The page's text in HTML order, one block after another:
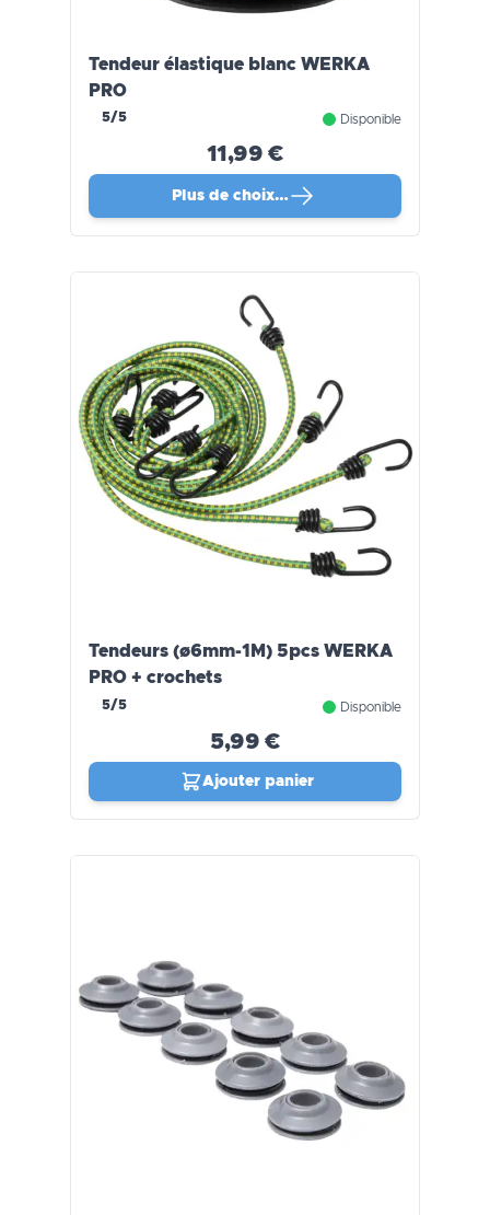
Tendeur élastique blanc WERKA
PRO
5/5 Disponible
11,99 €
Plus de choix…
Tendeurs (ø6mm-1M) 5pcs WERKA
PRO + crochets
5/5 Disponible
5,99 €
Ajouter panier